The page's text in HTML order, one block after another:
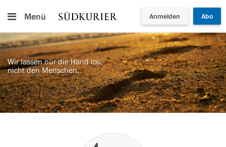
Menü Anmelden Abo
Wir lassen nur die Hand los,
nicht den Menschen.